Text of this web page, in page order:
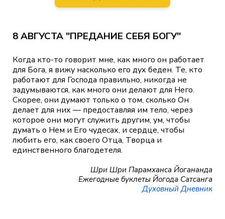
8 АВГУСТА "ПРЕДАНИЕ СЕБЯ БОГУ"
Когда кто-то говорит мне, как много он работает
для Бога, я вижу насколько его дух беден. Те, кто
работают для Господа правильно, никогда не
задумываются, как много они делают для Него.
Скорее, они думают только о том, сколько Он
делает для них — предоставляя им тело, через
которое они могут служить другим, ум, чтобы
думать о Нем и Его чудесах, и сердце, чтобы
любить его, как своего Отца, Творца и
единственного благодетеля.
Шри Шри Парамханса Йогананда
Ежегодные буклеты Йогода Сатсанга
Духовный Дневник